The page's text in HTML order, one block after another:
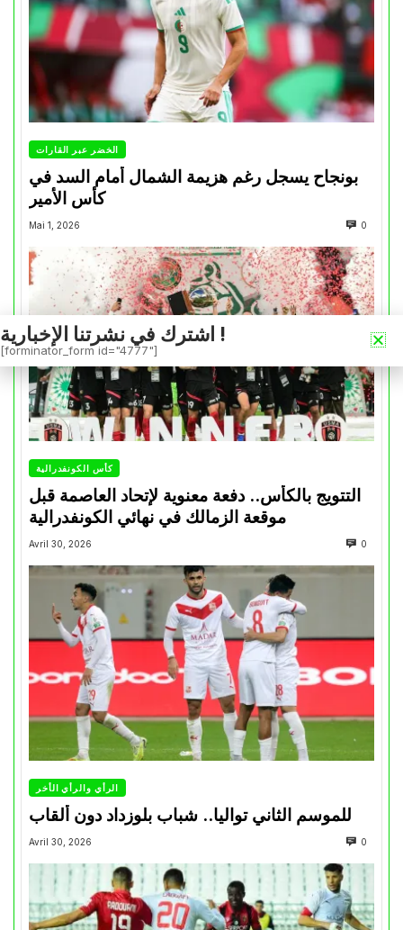
الخضر عبر القارات
بونجاح يسجل رغم هزيمة الشمال أمام السد في
كأس الأمير
Mai 1, 2026 0
كأس الكونفدرالية
التتويج بالكأس.. دفعة معنوية لإتحاد العاصمة قبل
موقعة الزمالك في نهائي الكونفدرالية
Avril 30, 2026 0
الرأي والرأي الأخر
للموسم الثاني تواليا.. شباب بلوزداد دون ألقاب
Avril 30, 2026 0
اشترك في نشرتنا الإخبارية !
[forminator_form id="4777"]